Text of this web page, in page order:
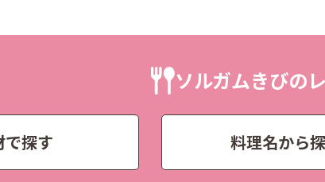
ソルガムきびの
で探す 料理名から